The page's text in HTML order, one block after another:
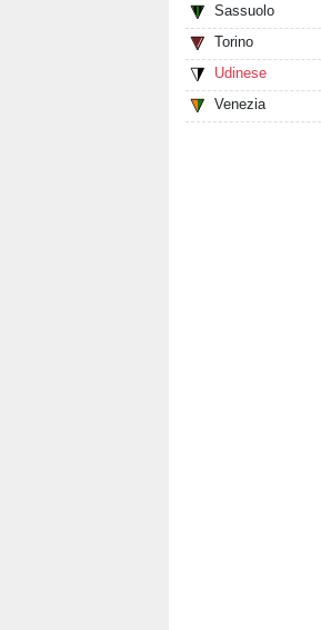
Sassuolo
Torino
Udinese
Venezia